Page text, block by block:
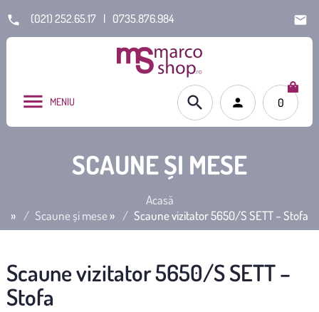
(021) 252.65.17 | 0735.876.984
MENIU 0
SCAUNE ȘI MESE
Acasă
»
Scaune și mese» Scaune vizitator 5650/S SETT – Stofa
Scaune vizitator 5650/S SETT –
Stofa